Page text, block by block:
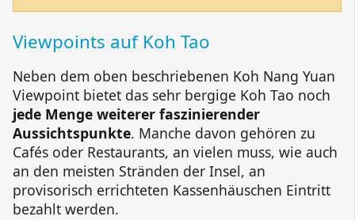
Viewpoints auf Koh Tao
Neben dem oben beschriebenen Koh Nang Yuan
Viewpoint bietet das sehr bergige Koh Tao noch
jede Menge weiterer faszinierender
Aussichtspunkte. Manche davon gehören zu
Cafés oder Restaurants, an vielen muss, wie auch
an den meisten Stränden der Insel, an
provisorisch errichteten Kassenhäuschen Eintritt
bezahlt werden.